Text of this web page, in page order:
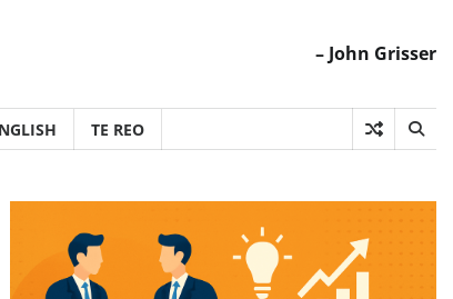
– John Grisser
TE REO